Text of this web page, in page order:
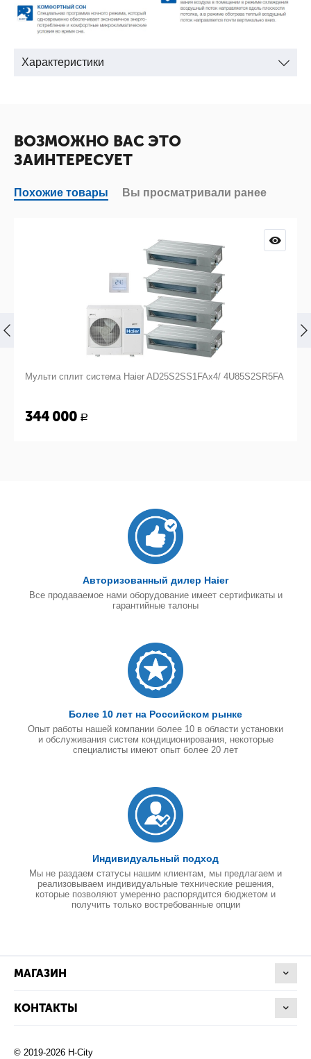
Характеристики
ВОЗМОЖНО ВАС ЭТО
ЗАИНТЕРЕСУЕТ
Похожие товары Вы просматривали ранее
Мульти сплит система Haier AD25S2SS1FAx4/ 4U85S2SR5FA
344 000 Р
Авторизованный дилер Haier
Все продаваемое нами оборудование имеет сертификаты и
гарантийные талоны
Более 10 лет на Российском рынке
Опыт работы нашей компании более 10 в области установки
и обслуживания систем кондиционирования, некоторые
специалисты имеют опыт более 20 лет
Индивидуальный подход
Мы не раздаем статусы нашим клиентам, мы предлагаем и
реализовываем индивидуальные технические решения,
которые позволяют умеренно распорядится бюджетом и
получить только востребованные опции
МАГАЗИН
КОНТАКТЫ
© 2019-2026 H-City